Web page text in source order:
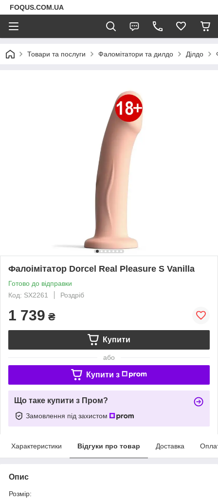
FOQUS.COM.UA
Товари та послуги Фаломітатори та дилдо Ділдо
Фалоімітатор Dorcel Real Pleasure S Vanilla
Готово до відправки
Код: SX2261
Роздріб
1 739 ₴
Купити
або
Купити з
Що таке купити з Пром?
Замовлення під захистом
Характеристики Відгуки про товар Доставка
Опис
Розмір: